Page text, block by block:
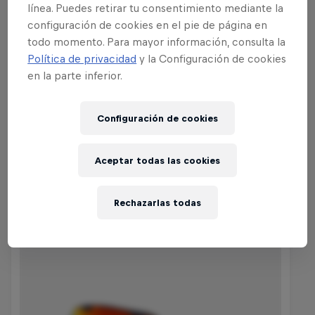
que montan sobre una tabla. ¿Habrá
alguien capaz de hacer frente a Shaun
White en su cruzada por el oro de los X
Games?
Compra la colección
línea. Puedes retirar tu consentimiento mediante la
configuración de cookies en el pie de página en
todo momento. Para mayor información, consulta la
Política de privacidad y la Configuración de cookies
en la parte inferior.
Configuración de cookies
Rechazarlas todas
Aceptar todas las cookies